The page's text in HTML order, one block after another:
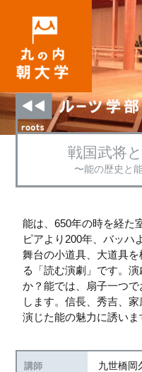
戦国武将
〜能の歴史と
能は、650年の時を経た
ピアより200年、バッハ
舞台の小道具、大道具
る「読む演劇」です。
か？能では、扇子一つ
します。信長、秀吉、
演じた能の魅力に誘いま
講師 九世橋岡